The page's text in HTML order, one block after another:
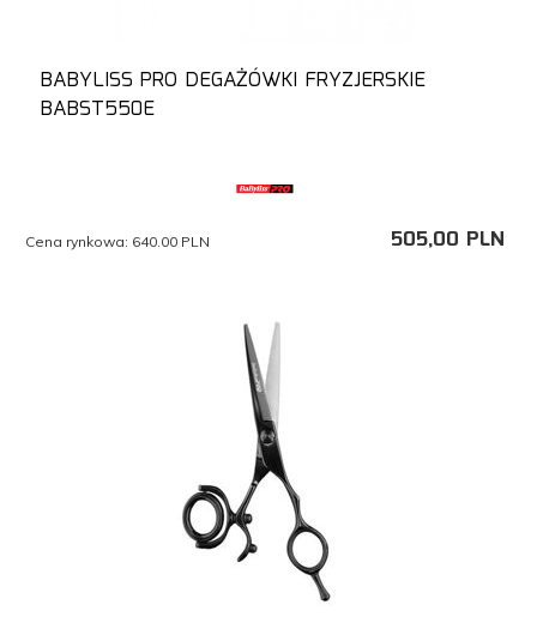
BABYLISS PRO DEGAŻÓWKI FRYZJERSKIE
BABST550E
505,00 PLN
Cena rynkowa: 640.00 PLN